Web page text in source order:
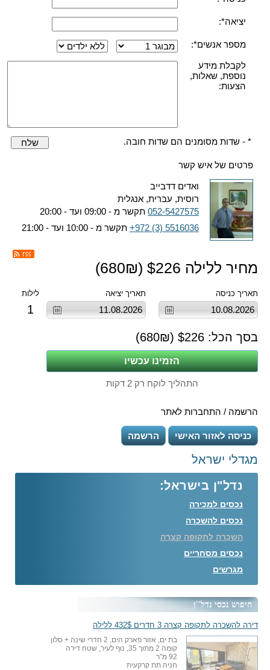
יציאה*:
מספר אנשים*:
לקבלת מידע
נוספת, שאלות,
הצעות:
* - שדות מסומנים הם שדות חובה. שלח
פרטים של איש קשר
ואדים דדבייב
רוסית, עברית, אנגלית
052-5427575 תקשר מ - 09:00 ועד - 20:00
+972 (3) 5516036 תקשר מ - 10:00 ועד - 21:00
מחיר ללילה $ 226
(
680₪)
תאריך כניסה תאריך יציאה לילות
1
בסך הכל: $ 226
(
680₪)
התהליך לוקח רק 2 דקות
הרשמה / התחברות לאתר
כניסה לאזור האישי הרשמה
מגדלי ישראל
נדל"ן בישראל:
נכסים למכירה
נכסים להשכרה
השכרה לתקופה קצרה
נכסים מסחריים
מגרשים
חיפוש נכסי נדל''ן
דירה להשכרה לתקופה קצרה 3 חדרים 432$ ללילה
בת ים, אזור פארק הים, 2 חדרי שינה + סלון
קומה 2 מתוך 35, נוף לעיר, שטח דירה
92 מ"ר
חניה תת קרקעית